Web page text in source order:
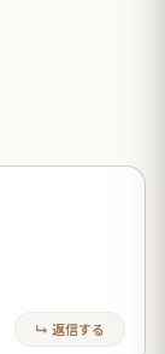
↳ 返信する